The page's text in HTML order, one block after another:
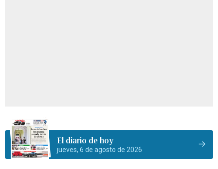
El diario de hoy
jueves, 6 de agosto de 2026